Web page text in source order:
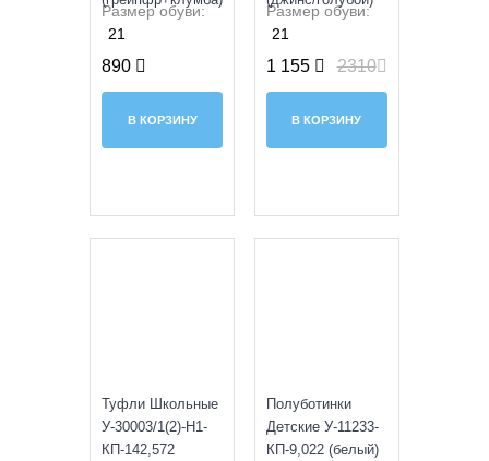
Размер обуви:
21
890
В КОРЗИНУ
Размер обуви:
21
1 155 2310
В КОРЗИНУ
Туфли Школьные
У-30003/1(2)-H1-
КП-142,572
Полуботинки
Детские У-11233-
КП-9,022 (белый)